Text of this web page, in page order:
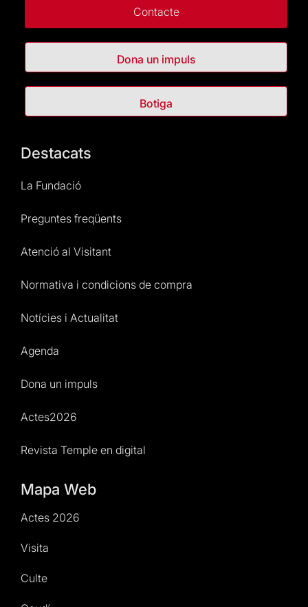
Contacte
Dona un impuls
Botiga
Destacats
La Fundació
Preguntes freqüents
Atenció al Visitant
Normativa i condicions de compra
Notícies i Actualitat
Agenda
Dona un impuls
Actes2026
Revista Temple en digital
Mapa Web
Actes 2026
Visita
Culte